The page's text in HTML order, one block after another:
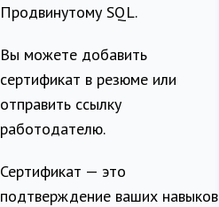
Продвинутому SQL.
Вы можете добавить
сертификат в резюме или
отправить ссылку
работодателю.
Сертификат — это
подтверждение ваших навыков